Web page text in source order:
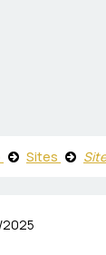
Sites